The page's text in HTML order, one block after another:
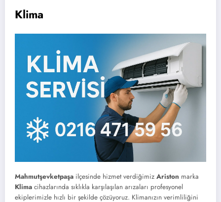
Klima
Mahmutşevketpaşa ilçesinde hizmet verdiğimiz Ariston marka
Klima cihazlarında sıklıkla karşılaşılan arızaları profesyonel
ekiplerimizle hızlı bir şekilde çözüyoruz. Klimanızın verimliliğini